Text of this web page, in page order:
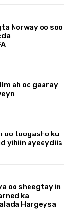
Norway oo soo
ah oo gaaray
oo toogasho ku
yihiin ayeeydiis
oo sheegtay in
ka
Hargeysa